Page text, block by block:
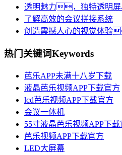
透明魅力，独特透明屏
了解高效的会议拼接系统
创造震撼人心的视觉体验
热门关键词Keywords
芭乐APP未满十八岁下载
液晶芭乐视频APP下载官方
lcd芭乐视频APP下载官方
会议一体机
55寸液晶芭乐视频APP下载
芭乐视频APP下载官方
LED大屏幕